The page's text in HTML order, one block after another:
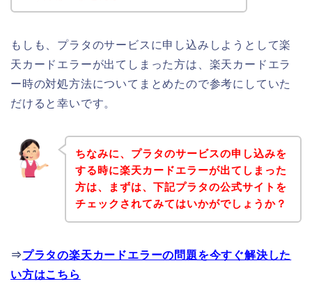
もしも、プラタのサービスに申し込みしようとして楽
天カードエラーが出てしまった方は、楽天カードエラ
ー時の対処方法についてまとめたので参考にしていた
だけると幸いです。
ちなみに、プラタのサービスの申し込みを
する時に楽天カードエラーが出てしまった
方は、まずは、下記プラタの公式サイトを
チェックされてみてはいかがでしょうか？
⇒プラタの楽天カードエラーの問題を今すぐ解決した
い方はこちら